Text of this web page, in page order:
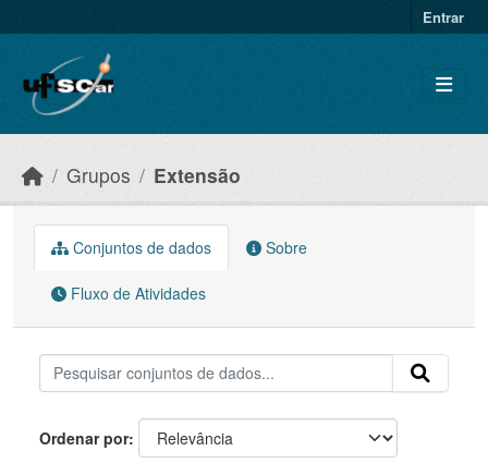
Entrar
Grupos Extensão
Conjuntos de dados Sobre
Fluxo de Atividades
Ordenar por